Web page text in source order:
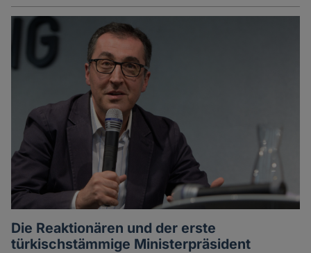
Die Reaktionären und der erste
türkischstämmige Ministerpräsident